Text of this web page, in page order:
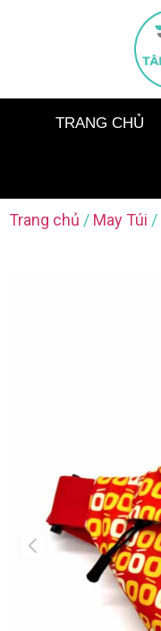
TRANG CHỦ
Trang chủ / May Túi /